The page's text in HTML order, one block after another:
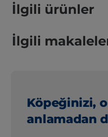
İlgili ürünler
İlgili
Köpeğinizi,
anlamadan